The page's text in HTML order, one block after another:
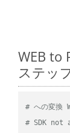
WEB to
ステッ
# への変換
# SDK not